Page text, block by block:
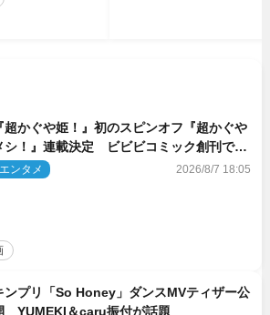
超かぐや姫！』初のスピンオフ『超かぐや
シ！』連載決定 ビビビコミック創刊で31
品一挙公開
エンタメ 2026/8/7 18:05
ンプリ「So Honey」ダンスMVティザー公
YUMEKI＆caru振付が話題